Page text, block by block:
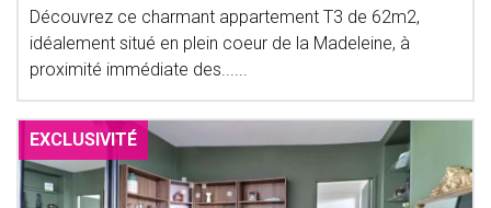
Découvrez ce charmant appartement T3 de 62m2,
idéalement situé en plein coeur de la Madeleine, à
proximité immédiate des......
EXCLUSIVITÉ